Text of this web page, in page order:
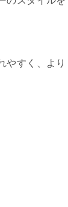
やすく、より